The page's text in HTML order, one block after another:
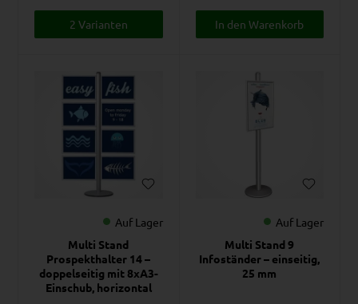
2 Varianten
Auf Lager
Multi Stand
Prospekthalter 14 –
doppelseitig mit 8xA3-
Einschub, horizontal
Auf Lager
Multi Stand 9
Infoständer – einseitig,
25 mm